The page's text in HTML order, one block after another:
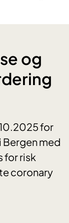
og
for
med
for risk
coronary